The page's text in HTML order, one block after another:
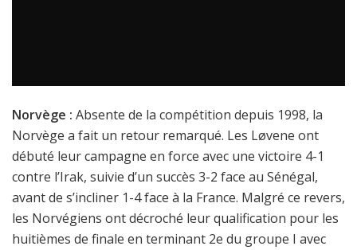
Norvège : Absente de la compétition depuis 1998, la
Norvège a fait un retour remarqué. Les Løvene ont
débuté leur campagne en force avec une victoire 4-1
contre l’Irak, suivie d’un succès 3-2 face au Sénégal,
avant de s’incliner 1-4 face à la France. Malgré ce revers,
les Norvégiens ont décroché leur qualification pour les
huitièmes de finale en terminant 2e du groupe I avec